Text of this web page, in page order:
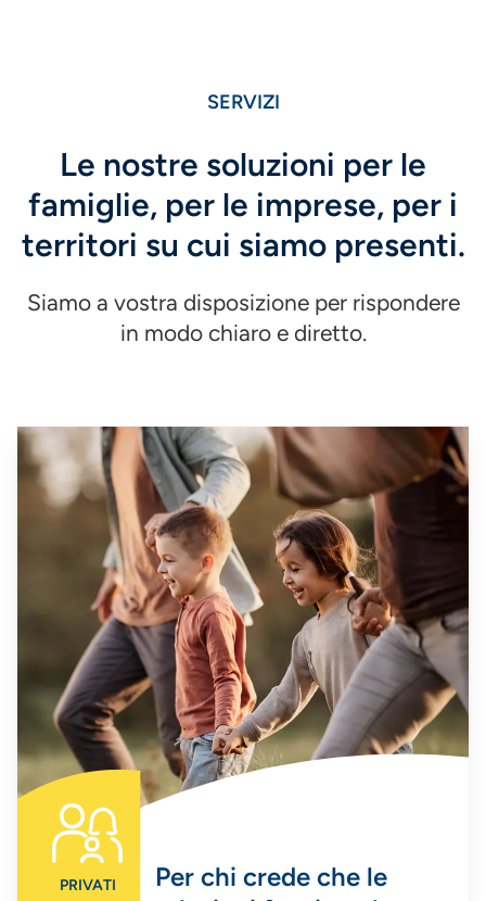
SERVIZI
Le nostre soluzioni per le
famiglie, per le imprese, per i
territori su cui siamo presenti.
Siamo a vostra disposizione per rispondere
in modo chiaro e diretto.
PRIVATI
Per chi crede che le